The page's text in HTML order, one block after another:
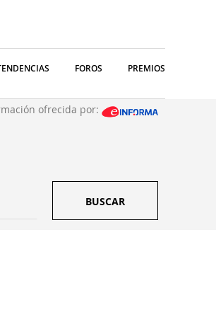
FOROS PREMIOS
ofrecida por:
BUSCAR